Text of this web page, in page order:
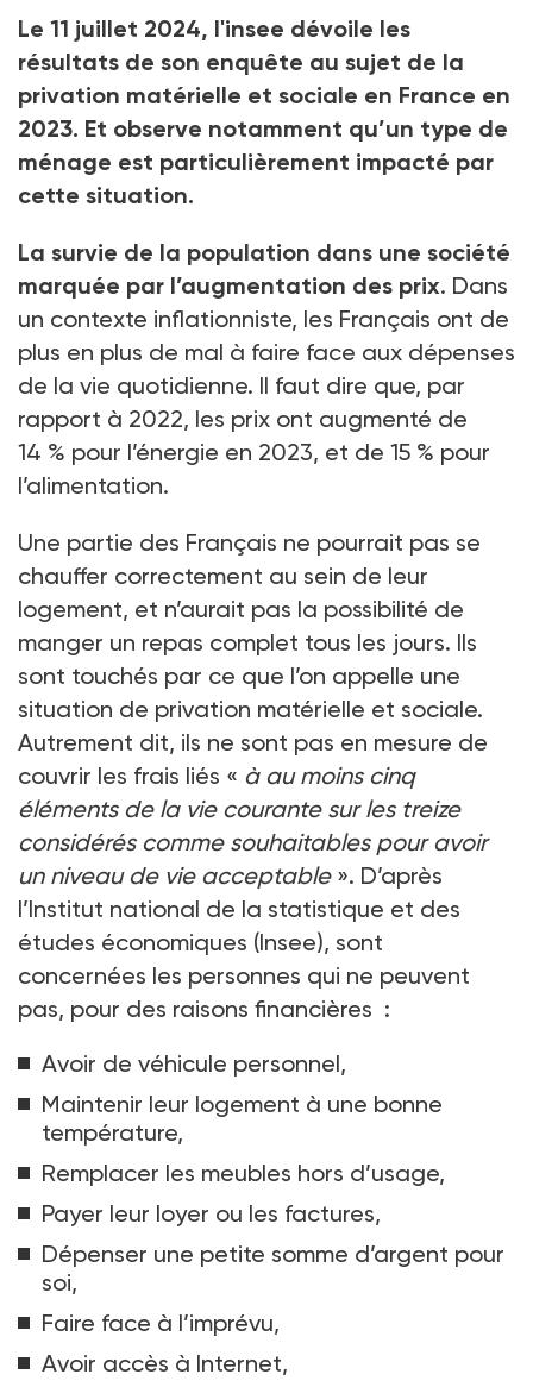
Le 11 juillet 2024, l'insee dévoile les
résultats de son enquête au sujet de la
privation matérielle et sociale en France en
2023. Et observe notamment qu’un type de
ménage est particulièrement impacté par
cette situation.
La survie de la population dans une société
marquée par l’augmentation des prix. Dans
un contexte inflationniste, les Français ont de
plus en plus de mal à faire face aux dépenses
de la vie quotidienne. Il faut dire que, par
rapport à 2022, les prix ont augmenté de
14 % pour l’énergie en 2023, et de 15 % pour
l’alimentation.
Une partie des Français ne pourrait pas se
chauffer correctement au sein de leur
logement, et n’aurait pas la possibilité de
manger un repas complet tous les jours. Ils
sont touchés par ce que l’on appelle une
situation de privation matérielle et sociale.
Autrement dit, ils ne sont pas en mesure de
couvrir les frais liés « à au moins cinq
éléments de la vie courante sur les treize
considérés comme souhaitables pour avoir
un niveau de vie acceptable ». D’après
l’Institut national de la statistique et des
études économiques (Insee), sont
concernées les personnes qui ne peuvent
pas, pour des raisons financières :
Avoir de véhicule personnel,
Maintenir leur logement à une bonne
température,
Remplacer les meubles hors d’usage,
Payer leur loyer ou les factures,
Dépenser une petite somme d’argent pour
soi,
Faire face à l’imprévu,
Avoir accès à Internet,